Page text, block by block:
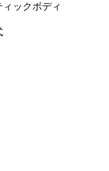
ックボディ